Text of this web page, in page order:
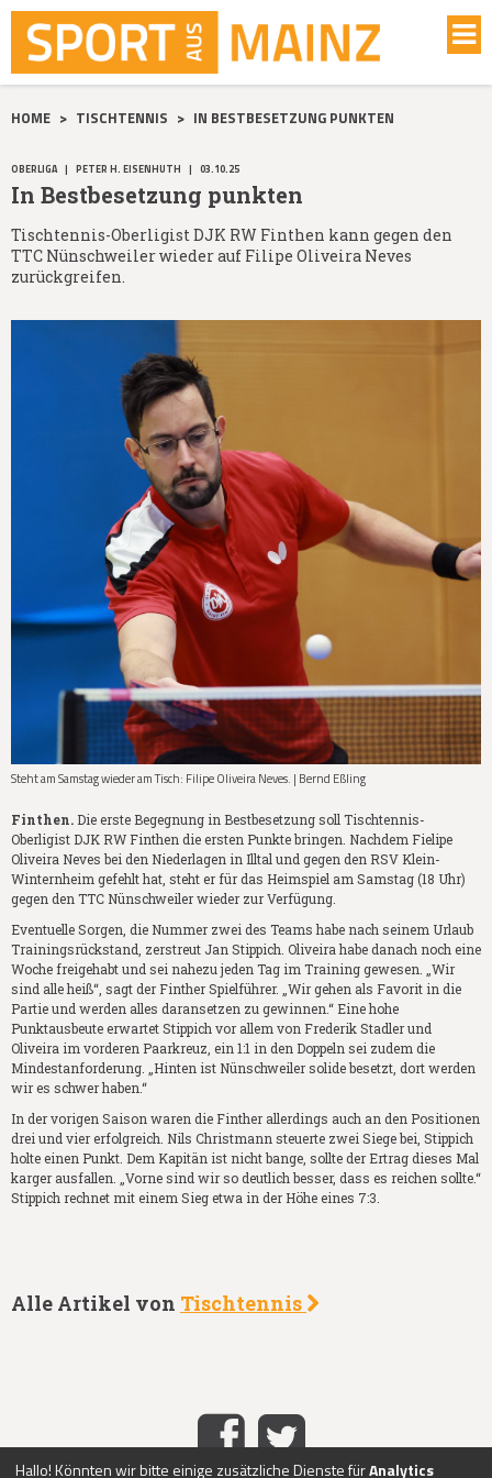
HOME > TISCHTENNIS > IN BESTBESETZUNG PUNKTEN
OBERLIGA | PETER H. EISENHUTH | 03.10.25
In Bestbesetzung punkten
Tischtennis-Oberligist DJK RW Finthen kann gegen den
TTC Nünschweiler wieder auf Filipe Oliveira Neves
zurückgreifen.
Steht am Samstag wieder am Tisch: Filipe Oliveira Neves. | Bernd Eßling
Finthen. Die erste Begegnung in Bestbesetzung soll Tischtennis-
Oberligist DJK RW Finthen die ersten Punkte bringen. Nachdem Fielipe
Oliveira Neves bei den Niederlagen in Illtal und gegen den RSV Klein-
Winternheim gefehlt hat, steht er für das Heimspiel am Samstag (18 Uhr)
gegen den TTC Nünschweiler wieder zur Verfügung.
Eventuelle Sorgen, die Nummer zwei des Teams habe nach seinem Urlaub
Trainingsrückstand, zerstreut Jan Stippich. Oliveira habe danach noch eine
Woche freigehabt und sei nahezu jeden Tag im Training gewesen. „Wir
sind alle heiß“, sagt der Finther Spielführer. „Wir gehen als Favorit in die
Partie und werden alles daransetzen zu gewinnen.“ Eine hohe
Punktausbeute erwartet Stippich vor allem von Frederik Stadler und
Oliveira im vorderen Paarkreuz, ein 1:1 in den Doppeln sei zudem die
Mindestanforderung. „Hinten ist Nünschweiler solide besetzt, dort werden
wir es schwer haben.“
In der vorigen Saison waren die Finther allerdings auch an den Positionen
drei und vier erfolgreich. Nils Christmann steuerte zwei Siege bei, Stippich
holte einen Punkt. Dem Kapitän ist nicht bange, sollte der Ertrag dieses Mal
karger ausfallen. „Vorne sind wir so deutlich besser, dass es reichen sollte.“
Stippich rechnet mit einem Sieg etwa in der Höhe eines 7:3.
Alle Artikel von Tischtennis
Hallo! Könnten wir bitte einige zusätzliche Dienste fürAnalytics